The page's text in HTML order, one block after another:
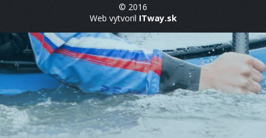
© 2016
Web vytvoril ITway.sk